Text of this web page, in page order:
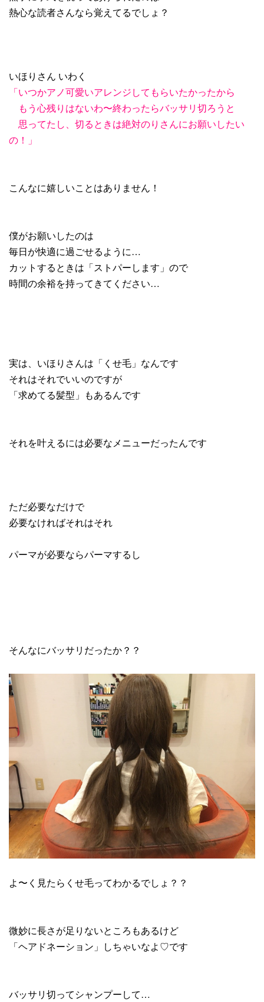
熱心な読者さんなら覚えてるでしょ？
いほりさん いわく
「いつかアノ可愛いアレンジしてもらいたかったから
もう心残りはないわ〜終わったらバッサリ切ろうと
思ってたし、切るときは絶対のりさんにお願いしたい
の！」
こんなに嬉しいことはありません！
僕がお願いしたのは
毎日が快適に過ごせるように…
カットするときは「ストパーします」ので
時間の余裕を持ってきてください…
実は、いほりさんは「くせ毛」なんです
それはそれでいいのですが
「求めてる髪型」もあるんです
それを叶えるには必要なメニューだったんです
ただ必要なだけで
必要なければそれはそれ
パーマが必要ならパーマするし
そんなにバッサリだったか？？
よ〜く見たらくせ毛ってわかるでしょ？？
微妙に長さが足りないところもあるけど
「ヘアドネーション」しちゃいなよ♡です
バッサリ切ってシャンプーして…